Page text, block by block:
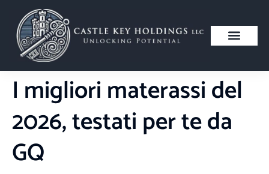
I migliori materassi del
2026, testati per te da
GQ